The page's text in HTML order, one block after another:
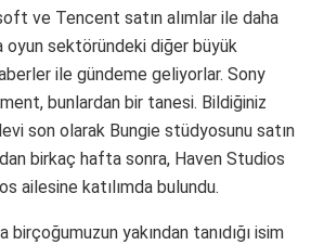
ve Tencent satın alımlar ile daha
oyun sektöründeki diğer büyük
ile gündeme geliyorlar. Sony
bunlardan bir tanesi. Bildiğiniz
son olarak Bungie stüdyosunu satın
birkaç hafta sonra, Haven Studios
ailesine katılımda bulundu.
birçoğumuzun yakından tanıdığı isim